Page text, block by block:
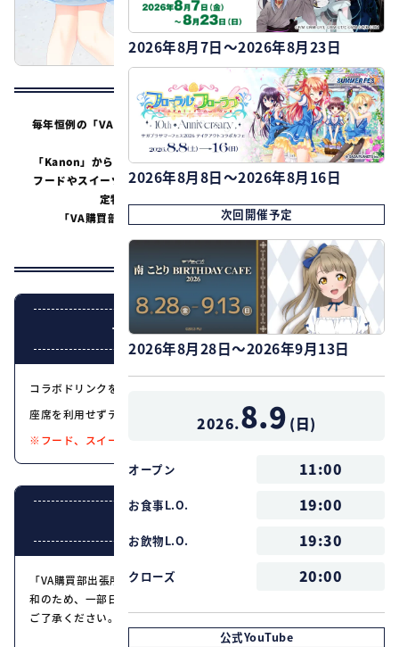
2026年8月7日～2026年8月23日
2026年8月8日～2026年8月16日
次回開催予定
2026年8月28日～2026年9月13日
2026.8.9 (日)
オープン 11:00
お食事L.O. 19:00
お飲物L.O. 19:30
クローズ 20:00
公式YouTube
毎年恒例の「VA購買部」の開催を記念して、Key作品大集合のコラ
ボカフェが開催決定！
「Kanon」から「LOOPERS」までたくさんの作品をテーマにした
フードやスイーツ、ドリンクをご提供。コラボメニューご注文で限
定特典もプレゼント！もちろん展示も！
「VA購買部」と一緒にこの夏もKey作品を堪能しよう♪
ご来店お待ちしております！
テイクアウトも同時開催！
コラボドリンクをお持ち帰りでもお楽しみいただけます。
座席を利用せずテイクアウトのみのご利用も可能です。
※フード、スイーツはテイクアウト対象外です。
「VA購買部出張所2021」開催記念 Keyカフェにつきまして混雑緩
和のため、一部日程の入場を整理券制とさせていただきます。何卒
ご了承ください。